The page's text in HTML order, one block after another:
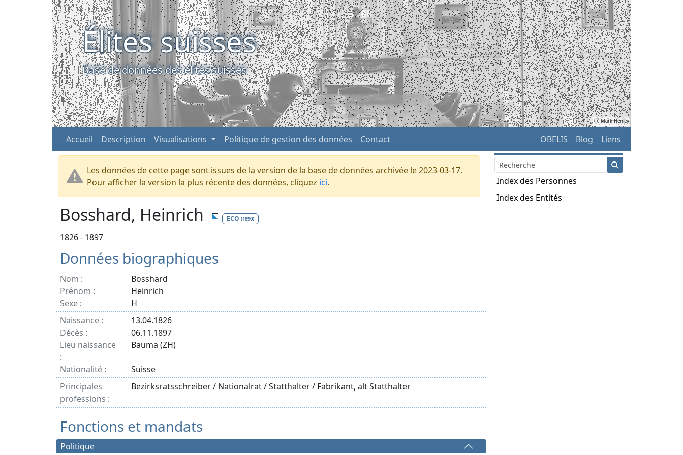
Élites suisses
Base de données des élites suisses
ⓒ Mark Henley
Accueil Description Visualisations Politique de gestion des données Contact OBELIS Blog Liens
Les données de cette page sont issues de la version de la base de données archivée le 2023-03-17.
Pour afficher la version la plus récente des données, cliquez ici.
Bosshard, Heinrich ECO (1890)
1826 - 1897
Données biographiques
Nom :
Bosshard
Prénom :
Heinrich
Sexe :
H
Naissance :
13.04.1826
Décès :
06.11.1897
Lieu naissance
:
Bauma (ZH)
Nationalité :
Suisse
Principales
professions :
Bezirksratsschreiber / Nationalrat / Statthalter / Fabrikant, alt Statthalter
Fonctions et mandats
Politique
Index des Personnes
Index des Entités